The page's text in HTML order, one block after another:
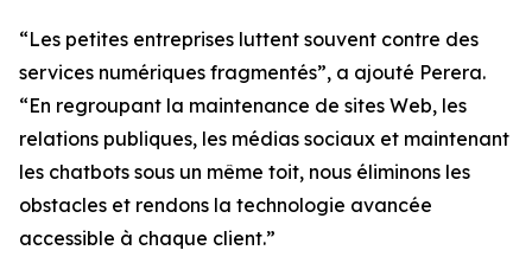
“Les petites entreprises luttent souvent contre des
services numériques fragmentés”, a ajouté Perera.
“En regroupant la maintenance de sites Web, les
relations publiques, les médias sociaux et maintenant
les chatbots sous un même toit, nous éliminons les
obstacles et rendons la technologie avancée
accessible à chaque client.”